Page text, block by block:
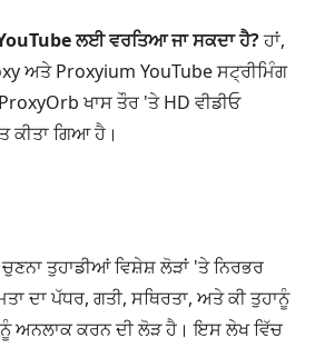
ਲਈ ਵਰਤਿਆ ਜਾ ਸਕਦਾ ਹੈ?ਹਾਂ,
ਅਤੇ Proxyium YouTube ਸਟ੍ਰੀਮਿੰਗ
ਖਾਸ ਤੌਰ 'ਤੇ HD ਵੀਡੀਓ
ਕੀਤਾ ਗਿਆ ਹੈ।
ਤੁਹਾਡੀਆਂ ਵਿਸ਼ੇਸ਼ ਲੋੜਾਂ 'ਤੇ ਨਿਰਭਰ
ਦਾ ਪੱਧਰ, ਗਤੀ, ਸਥਿਰਤਾ, ਅਤੇ ਕੀ ਤੁਹਾਨੂੰ
ਨੂੰ ਅਨਲਾਕ ਕਰਨ ਦੀ ਲੋੜ ਹੈ। ਇਸ ਲੇਖ ਵਿੱਚ